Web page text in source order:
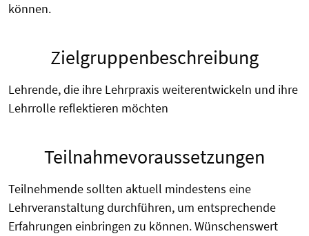
können.
Zielgruppenbeschreibung
Lehrende, die ihre Lehrpraxis weiterentwickeln und ihre
Lehrrolle reflektieren möchten
Teilnahmevoraussetzungen
Teilnehmende sollten aktuell mindestens eine
Lehrveranstaltung durchführen, um entsprechende
Erfahrungen einbringen zu können. Wünschenswert